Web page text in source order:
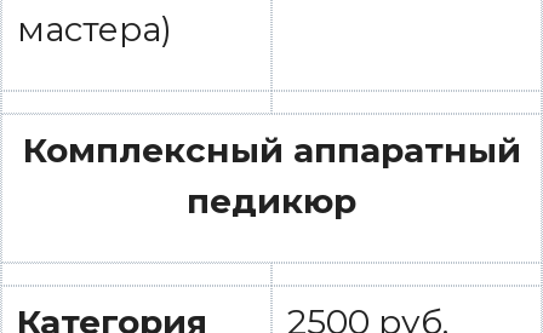
мастера)
Комплексный аппаратный
педикюр
Категория
2500 руб.